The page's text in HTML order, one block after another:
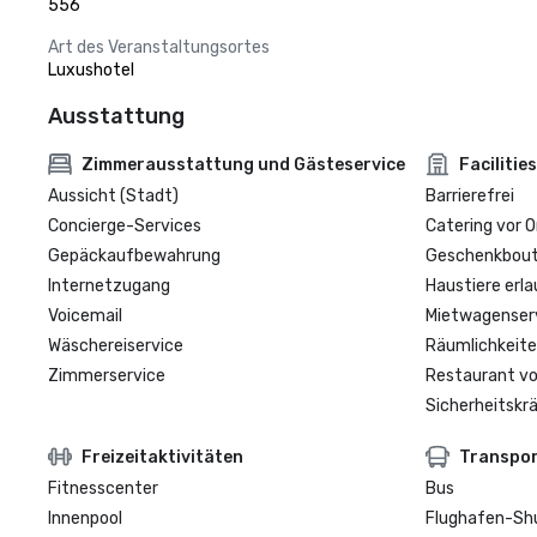
556
Art des Veranstaltungsortes
Luxushotel
Ausstattung
Zimmerausstattung und Gästeservice
Aussicht (Stadt)
Concierge-Services
Gepäckaufbewahrung
Internetzugang
Voicemail
Wäschereiservice
Zimmerservice
Facilities
Barrierefrei
Catering vor
Haustiere
Restaurant
Freizeitaktivitäten
Fitnesscenter
Innenpool
Bus
Flughafen-